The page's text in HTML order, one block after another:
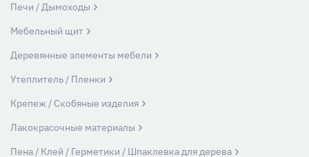
Печи / Дымоходы
Мебельный щит
Деревянные элементы мебели
Утеплитель / Пленки
Крепеж / Скобяные изделия
Лакокрасочные материалы
Пена / Клей / Герметики / Шпаклевка для дерева